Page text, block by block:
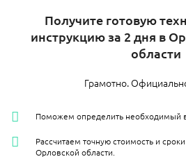
Получите готовую
инструкцию за 2 дня в
области
Грамотно.
Поможем определить необходимый
Рассчитаем точную стоимость и
Орловской области.